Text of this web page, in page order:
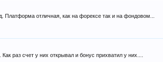
Платформа отличная, как на форексе так и на фондовом...
раз счет у них открывал и бонус прихватил у них....